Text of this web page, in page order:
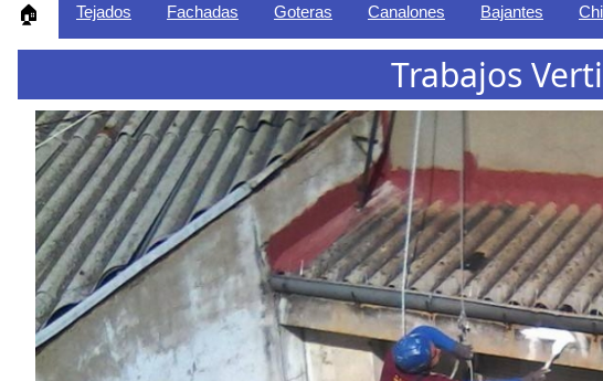
🏠 Tejados Fachadas Goteras Canalones Bajantes
Trabajos